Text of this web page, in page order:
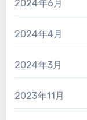
2024年6月
2024年4月
2024年3月
2023年11月